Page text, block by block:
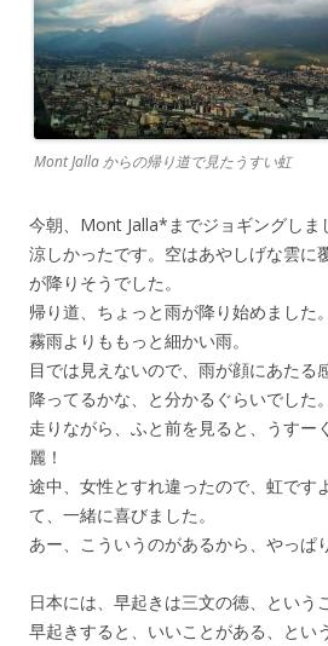
Mont Jalla からの帰り道で見たうすい虹
今朝、Mont Jalla*までジョギングしま
涼しかったです。空はあやしげな雲に
が降りそうでした。
帰り道、ちょっと雨が降り始めました。
霧雨よりももっと細かい雨。
目では見えないので、雨が顔にあたる
降ってるかな、と分かるぐらいでした。
走りながら、ふと前を見ると、うすー
麗！
途中、女性とすれ違ったので、虹です
て、一緒に喜びました。
あー、こういうのがあるから、やっぱ
日本には、早起きは三文の徳、という
早起きすると、いいことがある、とい